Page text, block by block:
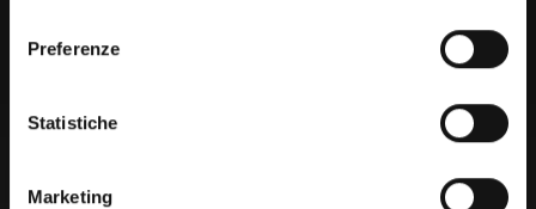
Preferenze
Statistiche
Marketing
Lun. - Ven. dalle 09:00 alle 18:00 e Sab. dalle 9:00 alle 13:00
Portale Amministrazione Trasparente (PAT in fase di